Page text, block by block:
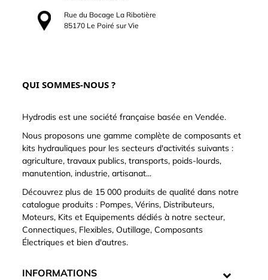
Rue du Bocage La Ribotière
85170 Le Poiré sur Vie
QUI SOMMES-NOUS ?
Hydrodis est une société française basée en Vendée.
Nous proposons une gamme complète de composants et
kits hydrauliques pour les secteurs d'activités suivants :
agriculture, travaux publics, transports, poids-lourds,
manutention, industrie, artisanat...
Découvrez plus de 15 000 produits de qualité dans notre
catalogue produits : Pompes, Vérins, Distributeurs,
Moteurs, Kits et Equipements dédiés à notre secteur,
Connectiques, Flexibles, Outillage, Composants
Électriques et bien d'autres.
INFORMATIONS